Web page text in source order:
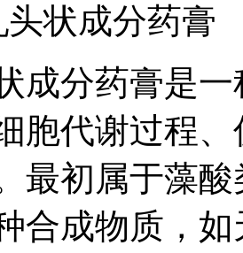
状成分药膏
成分药膏是
胞代谢过程
最初属于藻
合成物质，